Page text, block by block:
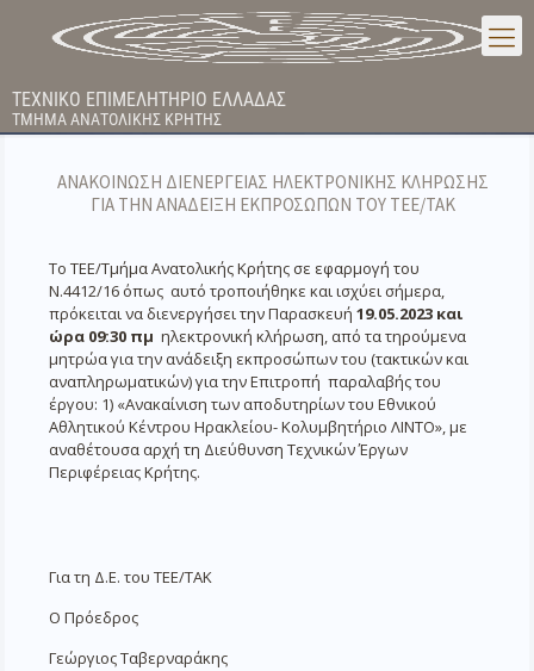
ΤΕΧΝΙΚΟ ΕΠΙΜΕΛΗΤΗΡΙΟ ΕΛΛΑΔΑΣ
ΤΜΗΜΑ ΑΝΑΤΟΛΙΚΗΣ ΚΡΗΤΗΣ
ΑΝΑΚΟΙΝΩΣΗ ΔΙΕΝΕΡΓΕΙΑΣ ΗΛΕΚΤΡΟΝΙΚΗΣ ΚΛΗΡΩΣΗΣ
ΓΙΑ ΤΗΝ ΑΝΑΔΕΙΞΗ ΕΚΠΡΟΣΩΠΩΝ ΤΟΥ ΤΕΕ/ΤΑΚ
Το ΤΕΕ/Τμήμα Ανατολικής Κρήτης σε εφαρμογή του
Ν.4412/16 όπως αυτό τροποιήθηκε και ισχύει σήμερα,
πρόκειται να διενεργήσει την Παρασκευή 19.05.2023 και
ώρα 09:30 πμ ηλεκτρονική κλήρωση, από τα τηρούμενα
μητρώα για την ανάδειξη εκπροσώπων του (τακτικών και
αναπληρωματικών) για την Επιτροπή παραλαβής του
έργου: 1) «Ανακαίνιση των αποδυτηρίων του Εθνικού
Αθλητικού Κέντρου Ηρακλείου- Κολυμβητήριο ΛΙΝΤΟ», με
αναθέτουσα αρχή τη Διεύθυνση Τεχνικών Έργων
Περιφέρειας Κρήτης.
Για τη Δ.Ε. του ΤΕΕ/ΤΑΚ
Ο Πρόεδρος
Γεώργιος Ταβερναράκης